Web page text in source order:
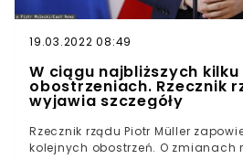
19.03.2022 08:49
W ciągu najbliższych
obostrzeniach. Rzecznik
wyjawia szczegóły
Rzecznik rządu Piotr Müller
kolejnych obostrzeń. O zmianach